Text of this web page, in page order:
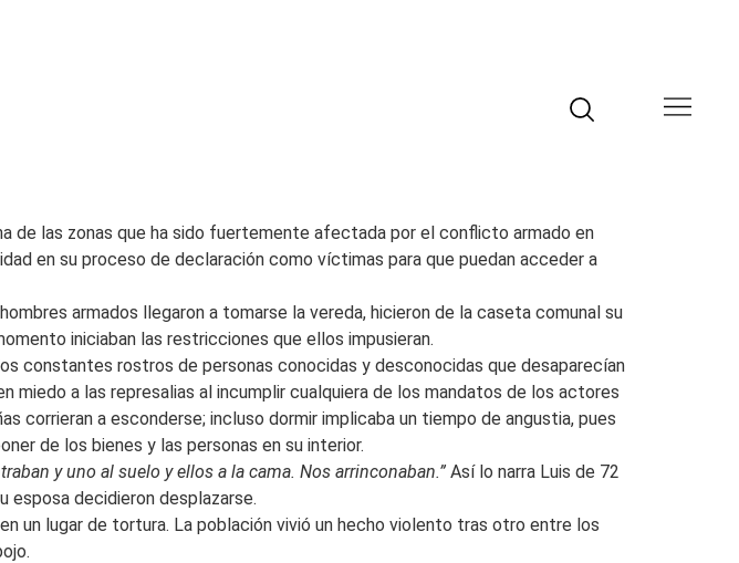
de las zonas que ha sido fuertemente afectada por el conflicto armado en
en su proceso de declaración como víctimas para que puedan acceder a
armados llegaron a tomarse la vereda, hicieron de la caseta comunal su
iniciaban las restricciones que ellos impusieran.
constantes rostros de personas conocidas y desconocidas que desaparecían
miedo a las represalias al incumplir cualquiera de los mandatos de los actores
corrieran a esconderse; incluso dormir implicaba un tiempo de angustia, pues
de los bienes y las personas en su interior.
y uno al suelo y ellos a la cama. Nos arrinconaban.” Así lo narra Luis de 72
esposa decidieron desplazarse.
un lugar de tortura. La población vivió un hecho violento tras otro entre los